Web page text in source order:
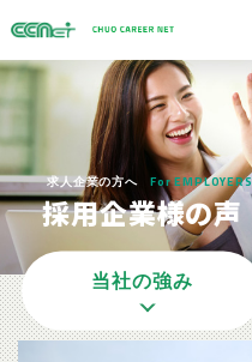
求人企業の方へ For EMPLOYERS
採用企業様の声
当社の強み